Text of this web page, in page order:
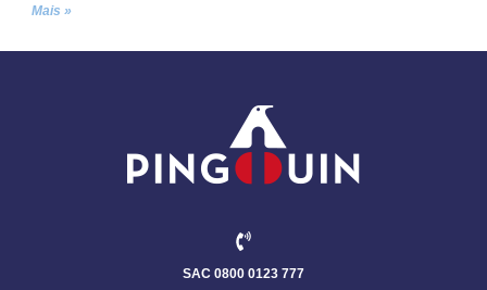
Mais »
SAC 0800 0123 777